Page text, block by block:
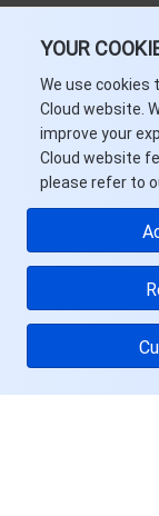
YOUR
We use cookies
Cloud website.
improve your
Cloud website
please refer to